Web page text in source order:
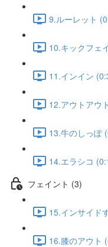
9.ルーレット
10.キックフェ
11.インイン
12.アウトアウ
13.牛のしっぽ
14.エラシコ
フェイント (3)
15.インサイド
16.膝のアウト